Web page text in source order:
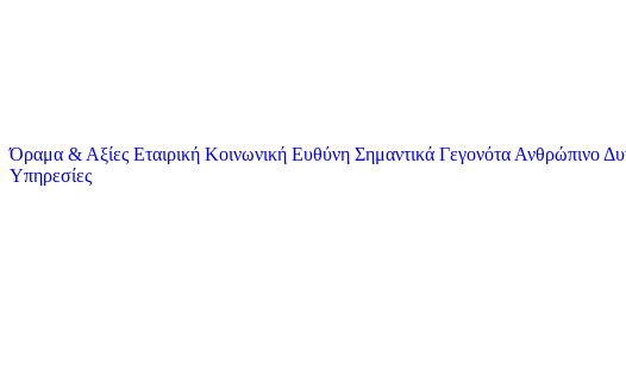
Όραμα & Αξίες Εταιρική Κοινωνική Ευθύνη Σημαντικά Γεγονότα Ανθρώπινο
Υπηρεσίες